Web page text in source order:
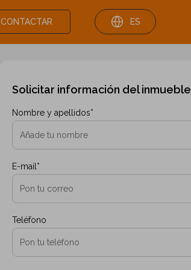
CONTACTAR ES
Solicitar información del inmueble
Nombre y apellidos*
E-mail*
Teléfono